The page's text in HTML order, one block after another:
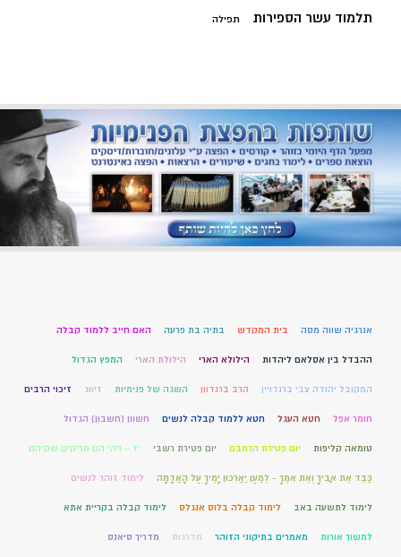
תלמוד עשר הספירות תפילה
אנרגיה שווה מסה בית המקדש בתיה בת פרעה האם חייב ללמוד קבלה
ההבדל בין אסלאם ליהדות הילולא הארי הילולת הארי המפץ הגדול
המקובל יהודה צבי ברנדויין הרב ברנדוון השגה של פנימיות זיווג זיכוי הרבים
חומר אפל חטא העגל חטא ללמוד קבלה לנשים חשוון (חשבון) הגדול
טומאה קליפות יום פטירת הרמבם יום פטירת רשבי יז – ויהי הם מריקים שקיהם
כַּבֵּד אֶת אָבִיךָ וְאֶת אִמֶּךָ - לְמַעַן יַאֲרִכוּן יָמֶיךָ עַל הָאֲדָמָה לימוד זוהר לנשים
לימוד לתשעה באב לימוד קבלה בלוס אנגלס לימוד קבלה בקריית אתא
למשוך אורות מאמרים בתיקוני הזוהר מדרגות מדריך סיאנס